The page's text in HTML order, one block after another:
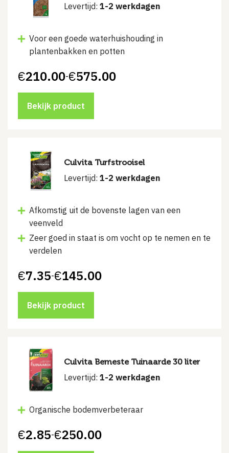
Levertijd: 1-2 werkdagen
Voor een goede waterhuishouding in
plantenbakken en potten
€210.00-€575.00
Prijsklasse:
tot
€575.00
Bekijk product
Culvita Turfstrooisel
Levertijd: 1-2 werkdagen
Afkomstig uit de bovenste lagen van een
veenveld
Zeer goed in staat is om vocht op te nemen en te
verdelen
€7.35-€145.00
Prijsklasse:
tot
€145.00
Bekijk product
Culvita Bemeste Tuinaarde 30 liter
Levertijd: 1-2 werkdagen
Organische bodemverbeteraar
€2.85-€250.00
Prijsklasse: